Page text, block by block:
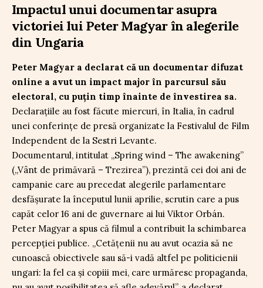
Impactul unui documentar asupra
victoriei lui Peter Magyar în alegerile
din Ungaria
Peter Magyar a declarat că un documentar difuzat
online a avut un impact major în parcursul său
electoral, cu puțin timp înainte de învestirea sa.
Declarațiile au fost făcute miercuri, în Italia, în cadrul
unei conferințe de presă organizate la Festivalul de Film
Independent de la Sestri Levante.
Documentarul, intitulat „Spring wind – The awakening”
(„Vânt de primăvară – Trezirea”), prezintă cei doi ani de
campanie care au precedat alegerile parlamentare
desfășurate la începutul lunii aprilie, scrutin care a pus
capăt celor 16 ani de guvernare ai lui Viktor Orbán.
Peter Magyar a spus că filmul a contribuit la schimbarea
percepției publice. „Cetăţenii nu au avut ocazia să ne
cunoască obiectivele sau să-i vadă altfel pe politicienii
ungari: la fel ca şi copiii mei, care urmăresc propaganda,